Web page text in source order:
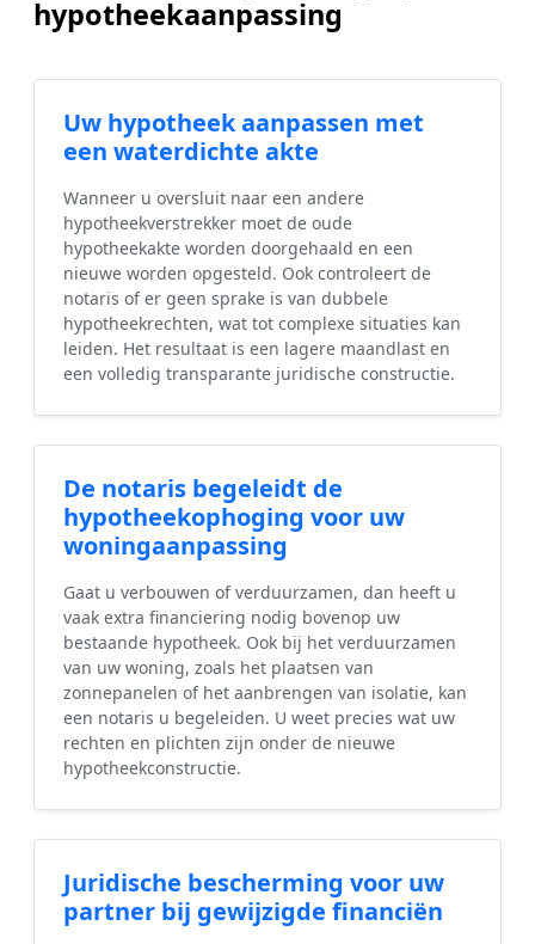
hypotheekaanpassing
Uw hypotheek aanpassen met
een waterdichte akte
Wanneer u oversluit naar een andere
hypotheekverstrekker moet de oude
hypotheekakte worden doorgehaald en een
nieuwe worden opgesteld. Ook controleert de
notaris of er geen sprake is van dubbele
hypotheekrechten, wat tot complexe situaties kan
leiden. Het resultaat is een lagere maandlast en
een volledig transparante juridische constructie.
De notaris begeleidt de
hypotheekophoging voor uw
woningaanpassing
Gaat u verbouwen of verduurzamen, dan heeft u
vaak extra financiering nodig bovenop uw
bestaande hypotheek. Ook bij het verduurzamen
van uw woning, zoals het plaatsen van
zonnepanelen of het aanbrengen van isolatie, kan
een notaris u begeleiden. U weet precies wat uw
rechten en plichten zijn onder de nieuwe
hypotheekconstructie.
Juridische bescherming voor uw
partner bij gewijzigde financiën